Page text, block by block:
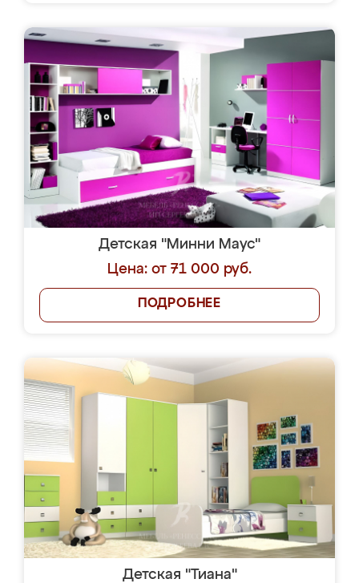
Детская "Минни Маус"
Цена: от 71 000 руб.
ПОДРОБНЕЕ
Детская "Тиана"